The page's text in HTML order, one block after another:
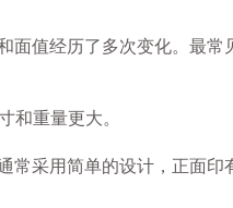
面值经历了多次变化。最常
和重量更大。
常采用简单的设计，正面印